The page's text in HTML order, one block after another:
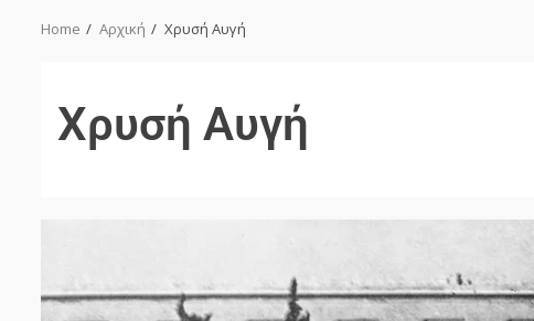
Home Αρχική Χρυσή Αυγή
Χρυσή Αυγή